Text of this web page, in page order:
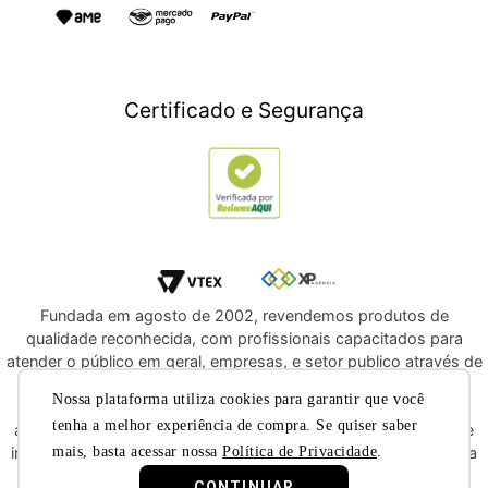
Nossa plataforma utiliza cookies para garantir que você
tenha a melhor experiência de compra. Se quiser saber
mais, basta acessar nossa Política de Privacidade.
Games
Utilidades Domésticas
Compre e DoeCertificado e Segurança
Fundada em agosto de 2002, revendemos produtos de
qualidade reconhecida, com profissionais capacitados para
atender o público em geral, empresas, e setor publico através de
oportunidade de adquirir produtos de qualidade e com
atendimento reconhecido dentre os melhores do segmento de
instrumentos musicais e áudio profissional. Convidamos você a
nos conhecer melhor nas redes sociais.